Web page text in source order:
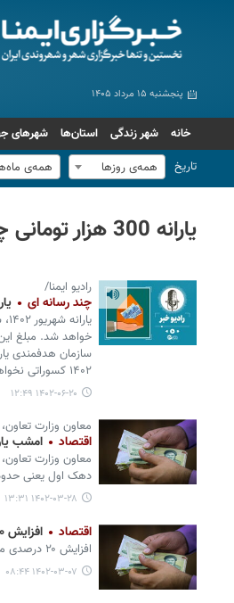
پنجشنبه ۱۵ مرداد ۱۴۰۵
خانه شهر زندگی استان‌ها شهرهای
تاریخ
همه‌ی روزها همه‌ی
یارانه 300 هزار تومانی چه زمانی واریز می شود
رادیو ایمنا/
چند رسانه ای
سازمان هدفمندی
۱۴۰۲ کسوراتی نخواهد داشت.
۱۴۰۲-۰۶-۲۰ ۱۲:۴۹
معاون وزارت
اقتصاد امشب یارانه ۲۵ میلیون
دهک اول یعنی حدود ۲۵ میلیون نفر واریز
۱۴۰۲-۰۳-۲۸ ۱۳:۳۱
اقتصاد افزایش ۲۰ درصدی یارانه ۳۰۰ و ۴۰۰ هزار تومانی در دستور کار دولت
افزایش ۲۰ درصدی مبلغ یارانه ماهانه ۳۰۰ و ۴۰۰ هزار تومانی در دستور کار دولت قرار گرفته است.
۱۴۰۲-۰۳-۰۷ ۰۸:۴۴